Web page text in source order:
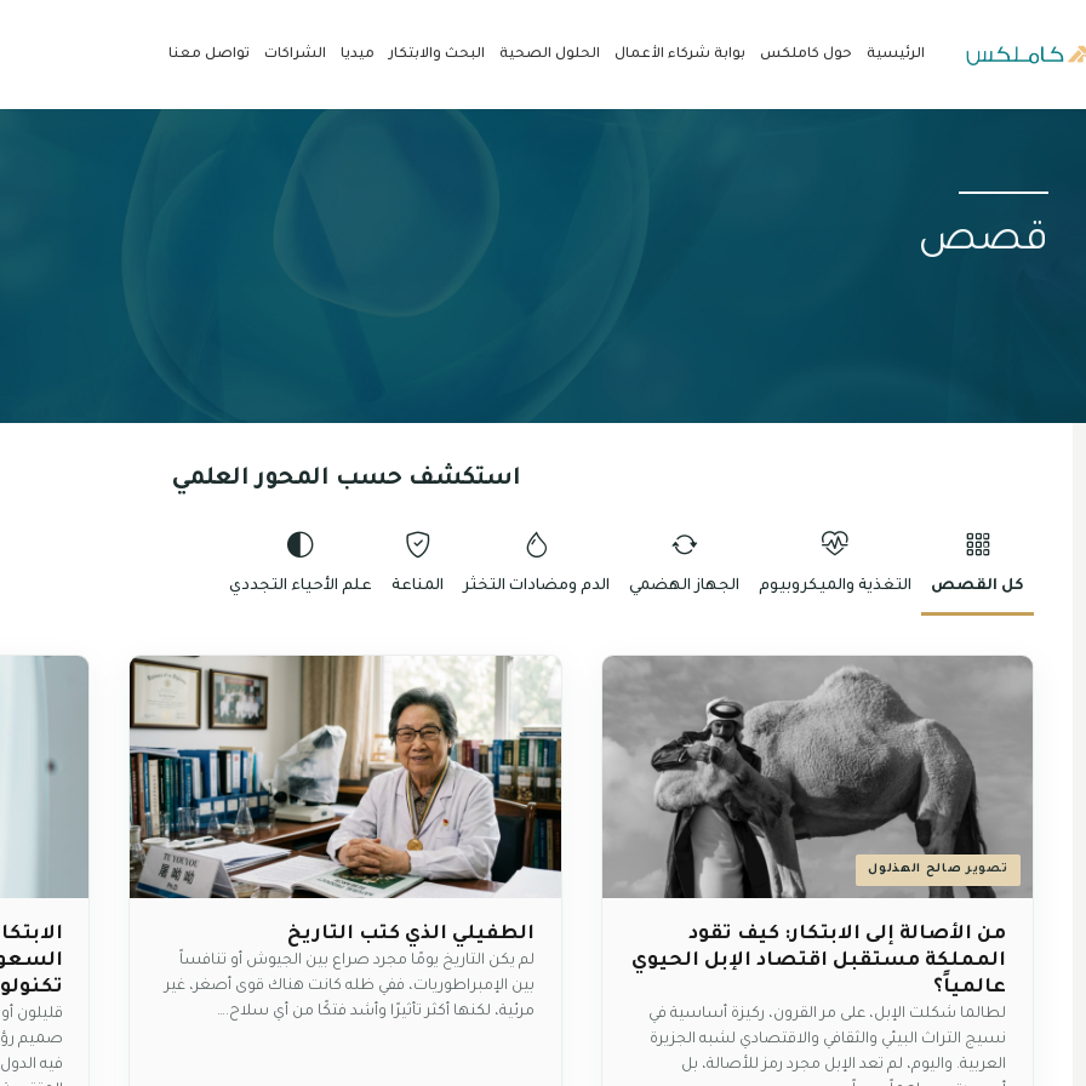
الرئيسية حول كاملكس بوابة شركاء الأعمال الحلول الصحية البحث والابتكار ميديا الشراكات تواصل معنا
قصص
استكشف حسب المحور العلمي
كل القصص التغذية والميكروبيوم الجهاز الهضمي الدم ومضادات التخثر المناعة علم الأحياء التجددي
تصوير صالح الهذلول
من الأصالة إلى الابتكار: كيف تقود
المملكة مستقبل اقتصاد الإبل الحيوي
عالمياً؟
لطالما شكلت الإبل، على مر القرون، ركيزة أساسية في
نسيج التراث البيئي والثقافي والاقتصادي لشبه الجزيرة
العربية. واليوم، لم تعد الإبل مجرد رمز للأصالة، بل
اﻟﻄﻔﻴﻠﻲ اﻟﺬي ﻛﺘﺐ اﻟﺘﺎرﻳﺦ
ﻟﻢ ﻳﻜﻦ اﻟﺘﺎرﻳﺦ ﻳﻮﻣًﺎ ﻣﺠﺮد ﺻﺮاع ﺑﻴﻦ اﻟﺠﻴﻮش أو ﺗﻨﺎﻓﺴﺎً
ﺑﻴﻦ اﻹﻣﺒﺮاﻃﻮرﻳﺎت، ﻓﻔﻲ ﻇﻠﻪ ﻛﺎﻧﺖ ﻫﻨﺎك ﻗﻮى أﺻﻐﺮ، ﻏﻴﺮ
ﻣﺮﺋﻴﺔ، ﻟﻜﻨﻬﺎ أﻛﺜﺮ ﺗﺄﺛﻴﺮًا وأﺷﺪ ﻓﺘﻜًﺎ ﻣﻦ أي ﺳﻼح.…
قليلون
صميم
فيه